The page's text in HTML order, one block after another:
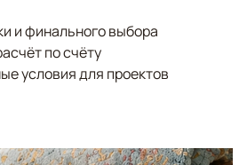
и финального выбора
по счёту
условия для проектов